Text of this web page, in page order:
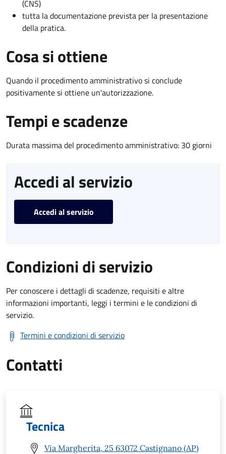
(CNS)
tutta la documentazione prevista per la presentazione
della pratica.
Cosa si ottiene
Quando il procedimento amministrativo si conclude
positivamente si ottiene un'autorizzazione.
Tempi e scadenze
Durata massima del procedimento amministrativo: 30 giorni
Accedi al servizio
Accedi al servizio
Condizioni di servizio
Per conoscere i dettagli di scadenze, requisiti e altre
informazioni importanti, leggi i termini e le condizioni di
servizio.
Termini e condizioni di servizio
Contatti
Tecnica
Via Margherita, 25 63072 Castignano (AP)